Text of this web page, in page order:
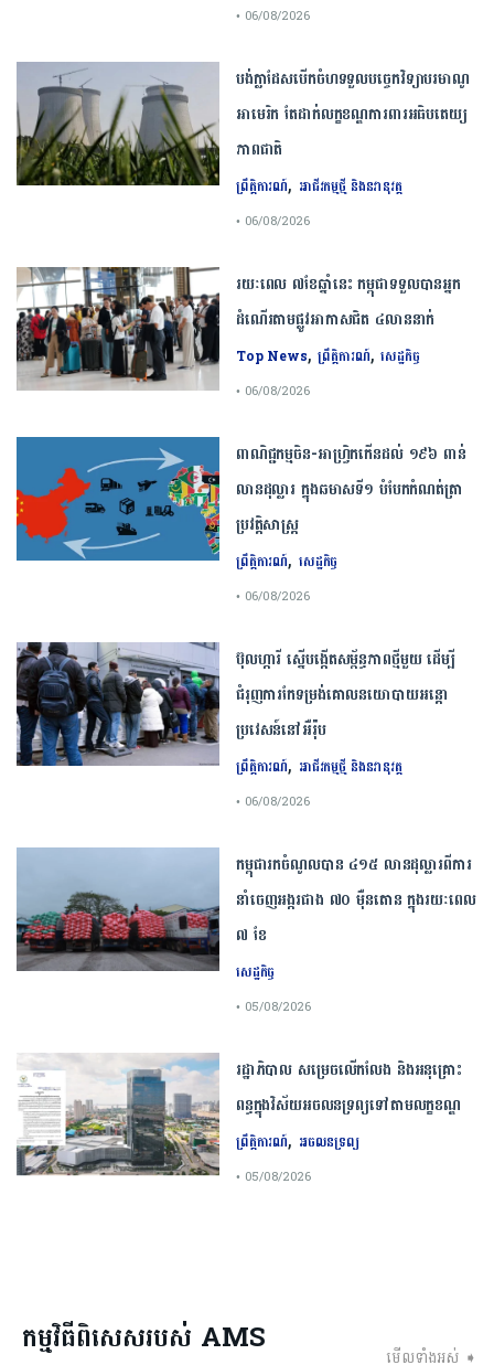
• 06/08/2026
បង់ក្លាដែស​បើកចំហ​ទទួល​បច្ចេកវិទ្យា​បរមាណូ​
អាមេរិក​ តែ​ដាក់​លក្ខខណ្ឌ​ការពារ​អធិបតេយ្យ
ភាព​ជាតិ​
ព្រឹត្តិការណ៍, អាជីវកម្មថ្មី និងនវានុវត្ត
• 06/08/2026
រយៈពេល ៧ខែឆ្នាំនេះ កម្ពុជាទទួលបានអ្នក
ដំណើរតាមផ្លូវអាកាសជិត ៤លាននាក់
Top News,ព្រឹត្តិការណ៍,សេដ្ឋកិច្ច
• 06/08/2026
ពាណិជ្ជកម្ម​ចិន​-​អាហ្វ្រិក​កើន​ដល់​ ​១៩៦​ ​ពាន់​
លាន​ដុល្លារ​ ក្នុង​ឆមាស​ទី​១​ ​បំបែក​កំណត់ត្រា​
ប្រវត្តិសាស្ត្រ​
ព្រឹត្តិការណ៍, សេដ្ឋកិច្ច
• 06/08/2026
ប៊ុល​ហ្ការី ​ស្នើ​បង្កើត​សម្ព័ន្ធភាព​ថ្មី​មួយ ​ដើម្បី​
ជំរុញ​ការ​កែទម្រង់​គោលនយោបាយ​អន្តោ
ប្រវេសន៍​នៅអឺរ៉ុប​
ព្រឹត្តិការណ៍, អាជីវកម្មថ្មី និងនវានុវត្ត
• 06/08/2026
កម្ពុជារកចំណូលបាន ៤១៥ លានដុល្លារពីការ
នាំចេញអង្ករជាង ៧០ ម៉ឺនតោន ក្នុងរយៈពេល
៧ ខែ
សេដ្ឋកិច្ច
• 05/08/2026
រដ្ឋាភិបាល សម្រេច​លើកលែង និងអនុគ្រោះ
ពន្ធក្នុងវិស័យអចលនទ្រព្យ​ទៅតាមលក្ខខណ្ឌ
ព្រឹត្តិការណ៍, អចលនទ្រព្យ
• 05/08/2026
កម្មវិធីពិសេសរបស់ AMS មើលទាំងអស់ ➧